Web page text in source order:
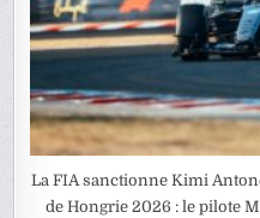
La FIA sanctionne Kimi
de Hongrie 2026 : le pilote